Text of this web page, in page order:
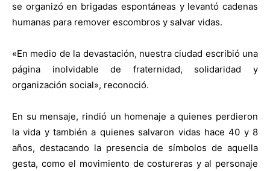
se organizó en brigadas espontáneas y levantó cadenas
humanas para remover escombros y salvar vidas.
«En medio de la devastación, nuestra ciudad escribió una
página inolvidable de fraternidad, solidaridad y
organización social», reconoció.
En su mensaje, rindió un homenaje a quienes perdieron
la vida y también a quienes salvaron vidas hace 40 y 8
años, destacando la presencia de símbolos de aquella
gesta, como el movimiento de costureras y al personaje